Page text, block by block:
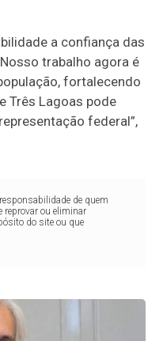
a confiança das
trabalho agora é
fortalecendo
Três Lagoas pode
federal”,
de quem
reprovar ou eliminar
do site ou que